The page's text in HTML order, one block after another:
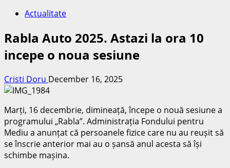
Actualitate
Rabla Auto 2025. Astazi la ora 10
incepe o noua sesiune
Cristi Doru December 16, 2025
Marți, 16 decembrie, dimineață, începe o nouă sesiune a
programului „Rabla”. Administrația Fondului pentru
Mediu a anunțat că persoanele fizice care nu au reușit să
se înscrie anterior mai au o șansă anul acesta să își
schimbe mașina.